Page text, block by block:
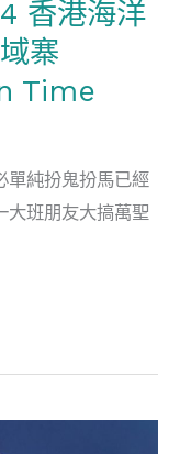
香港海洋
寨
Time
單純扮鬼扮馬已經
大班朋友大搞萬聖